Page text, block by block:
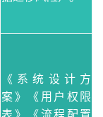
《系统设计方
案》《用户权限
表》《流程配置